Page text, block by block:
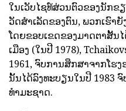
ໃນເວັບໄຊທ໌ສ່ວນຕົວຂອງນັກ
ວັດສໍາເລັດຂອງຕົນ, ພວກເຮົາ
ໂດຍຂອບເຂດຂອງມາດຕາສັ້ນ
ເມືອງ (ໃນປີ 1978),
1961, ຈົບການສຶກສາຈາກໂຮ
ນັ້ນໄດ້ລົງທະບຽນໃນປີ 1983
ທໍາມະຊາດ.